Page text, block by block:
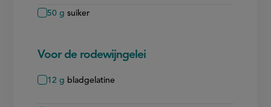
50 g suiker
Voor de rodewijngelei
12 g bladgelatine